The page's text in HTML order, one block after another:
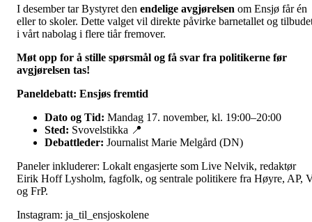
I desember tar Bystyret den endelige avgjørelsen om Ensjø får én
eller to skoler. Dette valget vil direkte påvirke barnetallet og
i vårt nabolag i flere tiår fremover.
Møt opp for å stille spørsmål og få svar fra politikerne før
avgjørelsen tas!
Paneldebatt: Ensjøs fremtid
Dato og Tid: Mandag 17. november, kl. 19:00–20:00
Sted: Svovelstikka 📍
Debattleder: Journalist Marie Melgård (DN)
Paneler inkluderer: Lokalt engasjerte som Live Nelvik, redaktør
Eirik Hoff Lysholm, fagfolk, og sentrale politikere fra Høyre, AP,
og FrP.
Instagram: ja_til_ensjoskolene